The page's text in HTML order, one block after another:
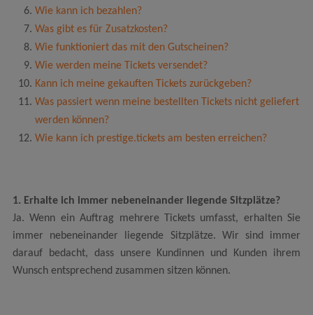
Wie kann ich bezahlen?
Was gibt es für Zusatzkosten?
Wie funktioniert das mit den Gutscheinen?
Wie werden meine Tickets versendet?
Kann ich meine gekauften Tickets zurückgeben?
Was passiert wenn meine bestellten Tickets nicht geliefert
werden können?
Wie kann ich prestige.tickets am besten erreichen?
1. Erhalte ich immer nebeneinander liegende Sitzplätze?
Ja. Wenn ein Auftrag mehrere Tickets umfasst, erhalten Sie
immer nebeneinander liegende Sitzplätze. Wir sind immer
darauf bedacht, dass unsere Kundinnen und Kunden ihrem
Wunsch entsprechend zusammen sitzen können.